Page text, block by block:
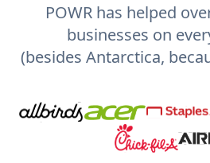
POWR has helped
businesses on
(besides Antarctica,